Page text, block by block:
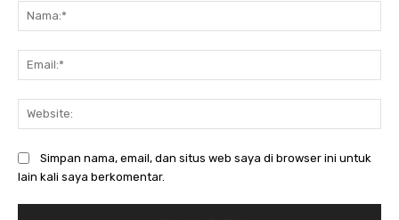
Simpan nama, email, dan situs web saya di browser ini untuk
lain kali saya berkomentar.